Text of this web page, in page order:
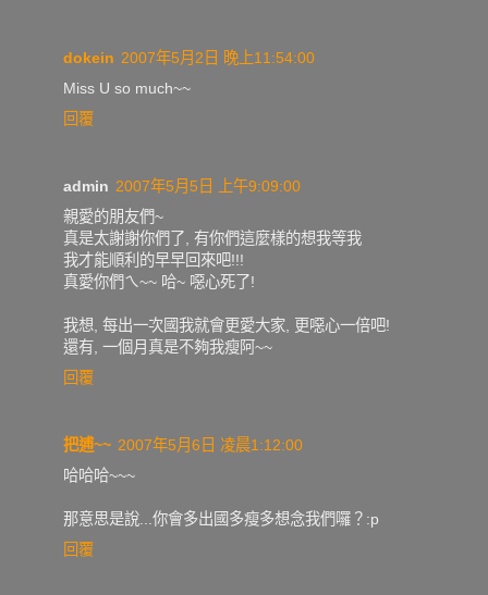
dokein 2007年5月2日 晚上11:54:00
Miss U so much~~
回覆
admin 2007年5月5日 上午9:09:00
親愛的朋友們~
真是太謝謝你們了, 有你們這麼樣的想我等我
我才能順利的早早回來吧!!!
真愛你們ㄟ~~ 哈~ 噁心死了!
我想, 每出一次國我就會更愛大家, 更噁心一倍吧!
還有, 一個月真是不夠我瘦阿~~
回覆
把逋~~ 2007年5月6日 凌晨1:12:00
哈哈哈~~~
那意思是說...你會多出國多瘦多想念我們囉？:p
回覆